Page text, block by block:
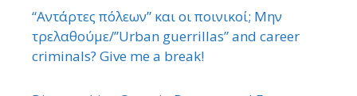
“Αντάρτες πόλεων” και οι ποινικοί; Μην
τρελαθούμε/”Urban guerrillas” and career
criminals? Give me a break!